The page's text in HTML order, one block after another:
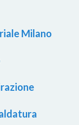
Milano